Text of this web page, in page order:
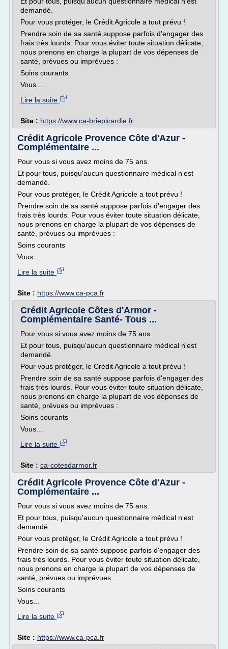
demandé.
Pour vous protéger, le Crédit Agricole a tout prévu !
Prendre soin de sa santé suppose parfois d'engager des
frais très lourds. Pour vous éviter toute situation délicate,
nous prenons en charge la plupart de vos dépenses de
santé, prévues ou imprévues :
Soins courants
Vous...
Lire la suite
Site : https://www.ca-briepicardie.fr
Crédit Agricole Provence Côte d'Azur -
Complémentaire ...
Pour vous si vous avez moins de 75 ans.
Et pour tous, puisqu'aucun questionnaire médical n'est
demandé.
Pour vous protéger, le Crédit Agricole a tout prévu !
Prendre soin de sa santé suppose parfois d'engager des
frais très lourds. Pour vous éviter toute situation délicate,
nous prenons en charge la plupart de vos dépenses de
santé, prévues ou imprévues :
Soins courants
Vous...
Lire la suite
Site : https://www.ca-pca.fr
Crédit Agricole Côtes d'Armor -
Complémentaire Santé- Tous ...
Pour vous si vous avez moins de 75 ans.
Et pour tous, puisqu'aucun questionnaire médical n'est
demandé.
Pour vous protéger, le Crédit Agricole a tout prévu !
Prendre soin de sa santé suppose parfois d'engager des
frais très lourds. Pour vous éviter toute situation délicate,
nous prenons en charge la plupart de vos dépenses de
santé, prévues ou imprévues :
Soins courants
Vous...
Lire la suite
Site : ca-cotesdarmor.fr
Crédit Agricole Provence Côte d'Azur -
Complémentaire ...
Pour vous si vous avez moins de 75 ans.
Et pour tous, puisqu'aucun questionnaire médical n'est
demandé.
Pour vous protéger, le Crédit Agricole a tout prévu !
Prendre soin de sa santé suppose parfois d'engager des
frais très lourds. Pour vous éviter toute situation délicate,
nous prenons en charge la plupart de vos dépenses de
santé, prévues ou imprévues :
Soins courants
Vous...
Lire la suite
Site : https://www.ca-pca.fr